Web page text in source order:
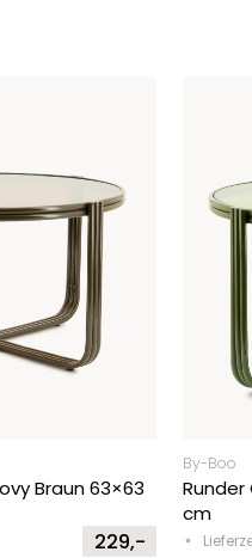
Braun 63×63
229,-
By-Boo
Runder
cm